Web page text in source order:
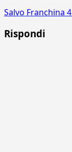
Salvo Franchina
Rispondi